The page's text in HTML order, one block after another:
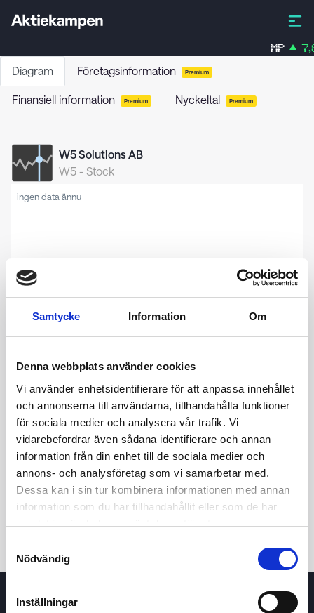
Samtycke Information Om
Denna webbplats använder cookies
Vi använder enhetsidentifierare för att anpassa innehållet
och annonserna till användarna, tillhandahålla funktioner
för sociala medier och analysera vår trafik. Vi
vidarebefordrar även sådana identifierare och annan
information från din enhet till de sociala medier och
annons- och analysföretag som vi samarbetar med.
Dessa kan i sin tur kombinera informationen med annan
information som du har tillhandahållit eller som de har
samlat in när du har använt deras tjänster.
Nödvändig
Inställningar
MP
Diagram Företagsinformation Premium
Finansiell information Premium Nyckeltal Premium
W5 Solutions AB
W5 - Stock
ingen data ännu
24t 7d 1m 3m 1å 5å
Köp / Sälj